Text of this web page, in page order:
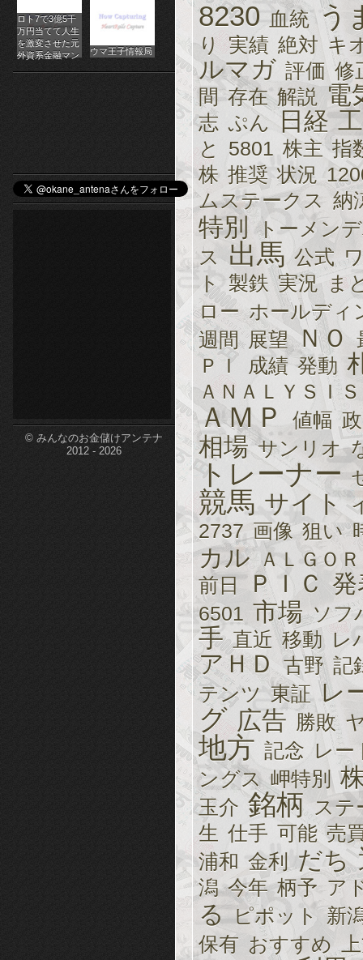
オ
ン
ラ
イ
ン
カ
ジ
ノ
etc-
ロト7で3億5千
万円当てて人生
を激変させた元
外資系金融マン
ウマ王子情報局
© みんなのお金儲けアンテナ
2012 - 2026
8230 血統 う
り 実績 絶対 キ
ルマガ 評価 修
間 存在 解説 電
志 ぷん 日経
と 5801 株主 指
株 推奨 状況
ムステークス 納
特別
トーメン
ス
出馬 公式
ト 製鉄 実況 ま
ロー ホールディ
週間 展望 ＮＯ
ＰＩ
成績 発動
ＡＮＡＬＹＳＩＳ
ＡＭＰ 値幅
相場 サンリオ
トレーナー
競馬 サイト
2737 画像 狙い
カル
ＡＬＧＯ
前日
ＰＩＣ 発
6501 市場 ソフ
手 直近 移動 レ
アＨＤ 古野 記
テンツ 東証 レ
グ 広告 勝敗
地方 記念 レー
ングス 岬特別
玉介 銘柄 ステ
生 仕手 可能 売
浦和 金利 だち
潟 今年 柄予 ア
る ピポット 新
保有 おすすめ